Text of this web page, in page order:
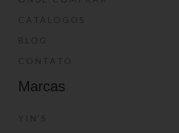
CATÁLOGOS
BLOG
CONTATO
Marcas
YIN’S